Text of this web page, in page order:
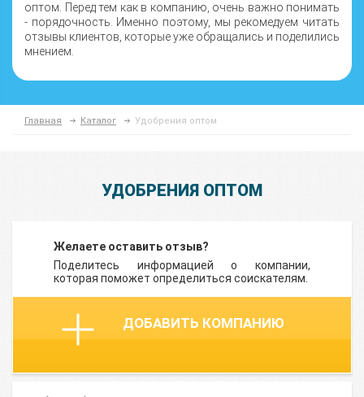
оптом. Перед тем как в компанию, очень важно понимать
- порядочность. Именно поэтому, мы рекомедуем читать
отзывы клиентов, которые уже обращались и поделились
мнением.
Главная Каталог Удобрения оптом
УДОБРЕНИЯ ОПТОМ
Желаете оставить отзыв?
Поделитесь информацией о компании,
которая поможет определиться соискателям.
ДОБАВИТЬ КОМПАНИЮ